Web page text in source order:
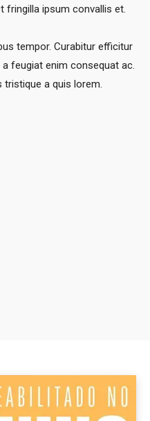
fringilla ipsum convallis et.
tempor. Curabitur efficitur
feugiat enim consequat ac.
tristique a quis lorem.